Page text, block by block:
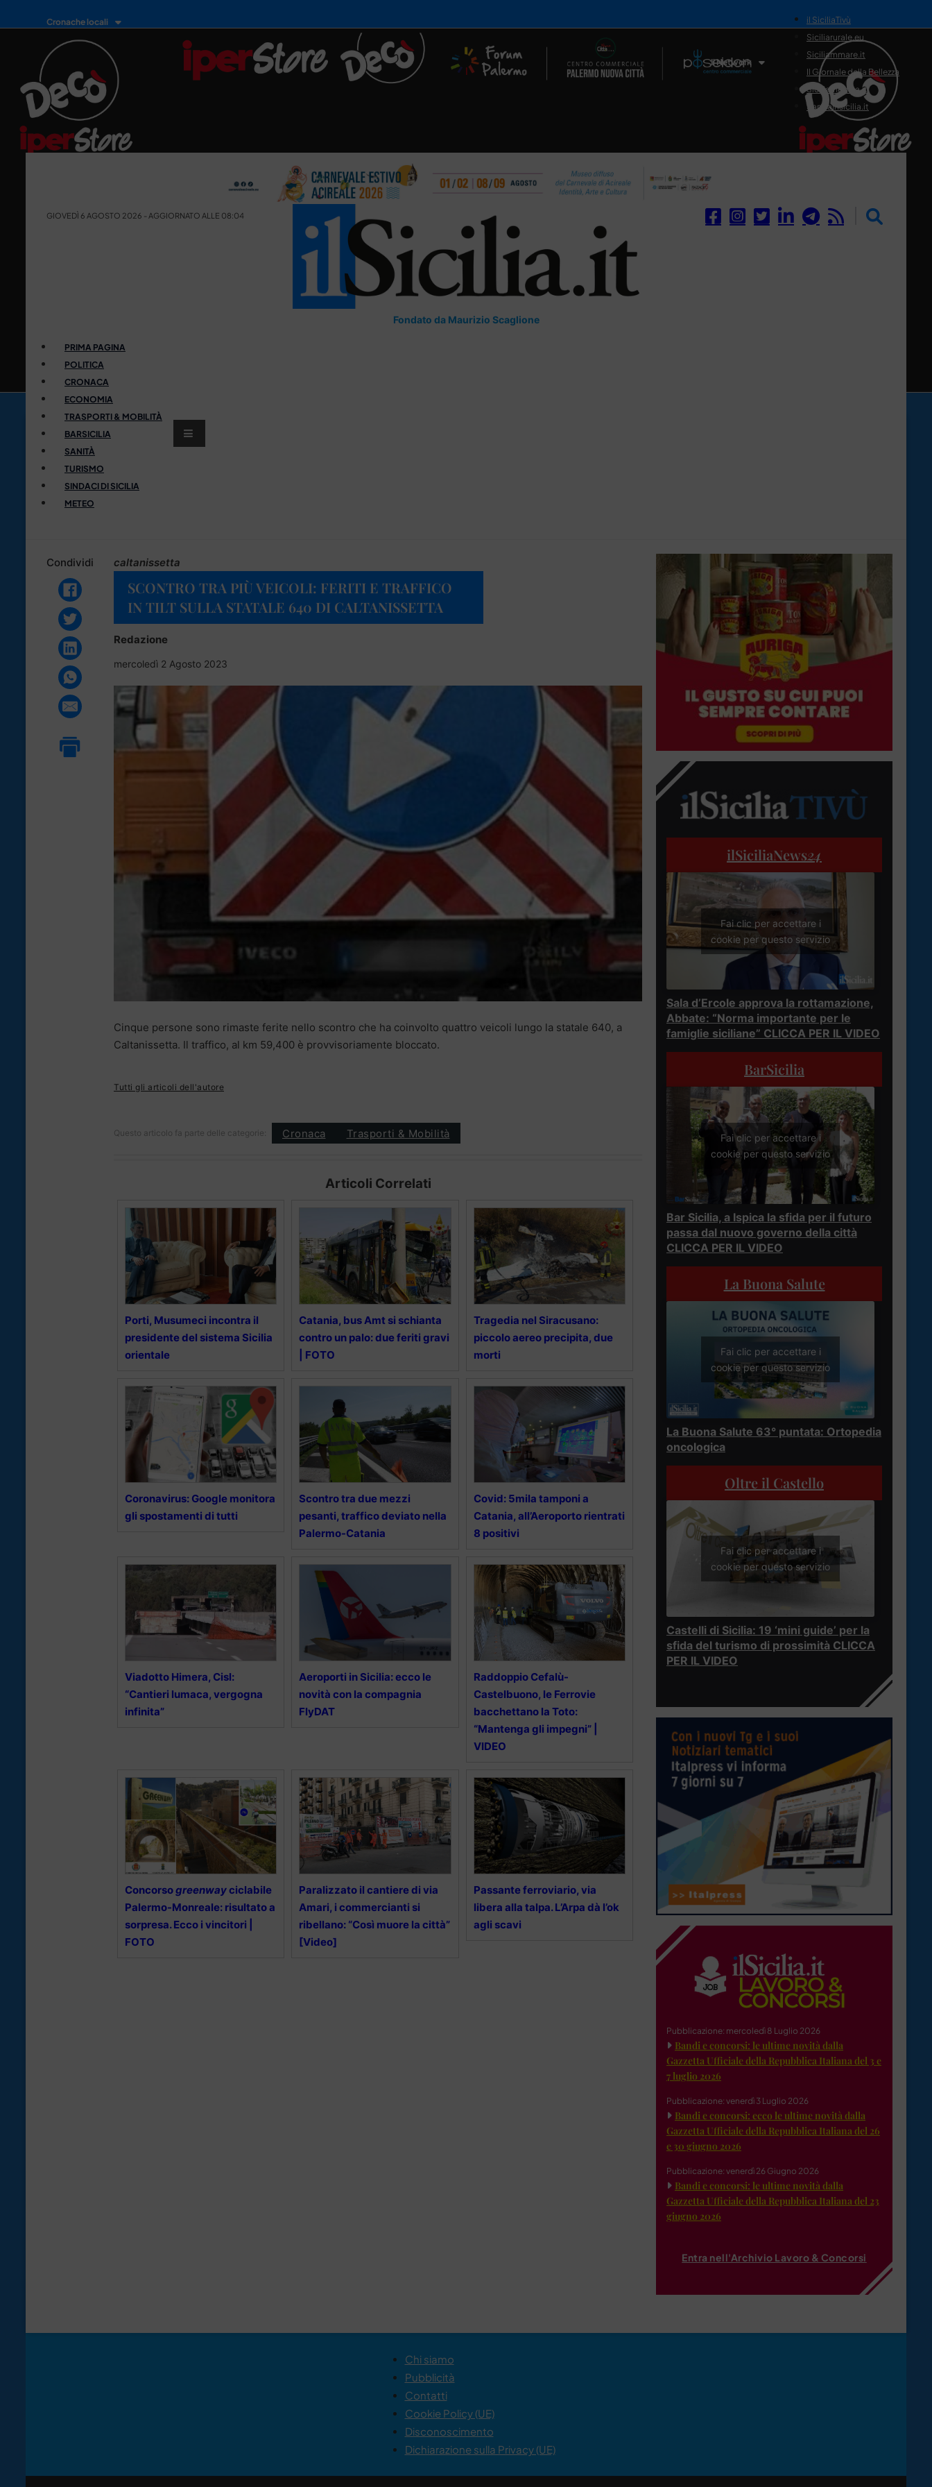
Cronache locali
Il Network
il SiciliaTivù
Siciliarurale.eu
Siciliammare.it
Il Giornale della Bellezza
Siciliamedica.it
Sanitainsicilia.it
GIOVEDÌ 6 AGOSTO 2026 - AGGIORNATO ALLE 08:04
Fondato da Maurizio Scaglione
PRIMA PAGINA
POLITICA
CRONACA
ECONOMIA
TRASPORTI & MOBILITÀ
BARSICILIA
SANITÀ
TURISMO
SINDACI DI SICILIA
METEO
Condividi caltanissetta
SCONTRO TRA PIÙ VEICOLI: FERITI E TRAFFICO
IN TILT SULLA STATALE 640 DI CALTANISSETTA
Redazione
mercoledì 2 Agosto 2023
Cinque persone sono rimaste ferite nello scontro che ha coinvolto quattro veicoli lungo la statale 640, a
Caltanissetta. Il traffico, al km 59,400 è provvisoriamente bloccato.
Tutti gli articoli dell'autore
Questo articolo fa parte delle categorie: Cronaca Trasporti & Mobilità
Articoli Correlati
Porti, Musumeci incontra il
presidente del sistema Sicilia
orientale
Catania, bus Amt si schianta
contro un palo: due feriti gravi
| FOTO
Tragedia nel Siracusano:
piccolo aereo precipita, due
morti
Coronavirus: Google monitora
gli spostamenti di tutti
Scontro tra due mezzi
pesanti, traffico deviato nella
Palermo-Catania
Covid: 5mila tamponi a
Catania, all’Aeroporto rientrati
8 positivi
Viadotto Himera, Cisl:
“Cantieri lumaca, vergogna
infinita”
Aeroporti in Sicilia: ecco le
novità con la compagnia
FlyDAT
Raddoppio Cefalù-
Castelbuono, le Ferrovie
bacchettano la Toto:
“Mantenga gli impegni” |
VIDEO
Concorsogreenwayciclabile
Palermo-Monreale: risultato a
sorpresa. Ecco i vincitori |
FOTO
Paralizzato il cantiere di via
Amari, i commercianti si
ribellano: “Così muore la città”
[Video]
Passante ferroviario, via
libera alla talpa. L’Arpa dà l’ok
agli scavi
ilSiciliaNews24
Fai clic per accettare i
cookie per questo servizio
Sala d’Ercole approva la rottamazione,
Abbate: “Norma importante per le
famiglie siciliane” CLICCA PER IL VIDEO
BarSicilia
Fai clic per accettare i
cookie per questo servizio
Bar Sicilia, a Ispica la sfida per il futuro
passa dal nuovo governo della città
CLICCA PER IL VIDEO
La Buona Salute
Fai clic per accettare i
cookie per questo servizio
La Buona Salute 63° puntata: Ortopedia
oncologica
Oltre il Castello
Fai clic per accettare i
cookie per questo servizio
Castelli di Sicilia: 19 ‘mini guide’ per la
sfida del turismo di prossimità CLICCA
PER IL VIDEO
Pubblicazione: mercoledì 8 Luglio 2026
Bandi e concorsi: le ultime novità dalla
Gazzetta Ufficiale della Repubblica Italiana del 3 e
7 luglio 2026
Pubblicazione: venerdì 3 Luglio 2026
Bandi e concorsi: ecco le ultime novità dalla
Gazzetta Ufficiale della Repubblica Italiana del 26
e 30 giugno 2026
Pubblicazione: venerdì 26 Giugno 2026
Bandi e concorsi: le ultime novità dalla
Gazzetta Ufficiale della Repubblica Italiana del 23
giugno 2026
Entra nell'Archivio Lavoro & Concorsi
Chi siamo
Pubblicità
Contatti
Cookie Policy (UE)
Disconoscimento
Dichiarazione sulla Privacy (UE)